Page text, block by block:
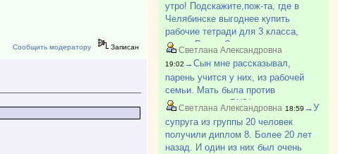
Сообщить модератору Записан
https://vk.ru/photo93860126_457248859
4.
https://vk.ru/photo93860126_457248861
5.
https://vk.ru/photo93860126_457248862
утро! Подскажите,пож-та, где в
Челябинске выгоднее купить
рабочие тетради для 3 класса,
школа России?
Светлана Александровна
19:02 →Сын мне рассказывал,
парень учится у них, из рабочей
семьи. Мать была против
поступления в ВУЗ(парень
поступил). Говорила ему после
школы идти работать на завод. Как-
то так.
Светлана Александровна 18:59 →У
супруга из группы 20 человек
получили диплом 8. Более 20 лет
назад. И один из них был очень